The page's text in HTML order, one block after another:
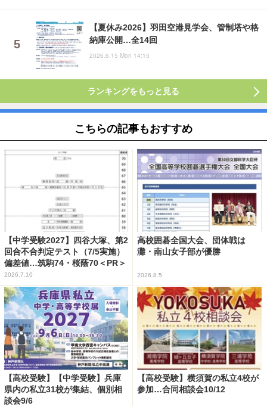
【夏休み2026】羽田空港見学会、管制塔や格
納庫公開…全14回
2026.6.15 Mon 14:15
ランキングをもっと見る
こちらの記事もおすすめ
【中学受験2027】四谷大塚、第2
回合不合判定テスト（7/5実施）
偏差値…筑駒74・桜蔭70＜PR＞
2026.7.10
高校囲碁全国大会、団体戦は
灘・南山女子部が優勝
2026.8.5
【高校受験】【中学受験】兵庫
県内の私立31校が集結、個別相
談会9/6
【高校受験】横須賀の私立4校が
参加…合同相談会10/12